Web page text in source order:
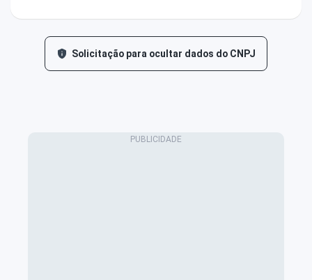
Solicitação para ocultar dados do CNPJ